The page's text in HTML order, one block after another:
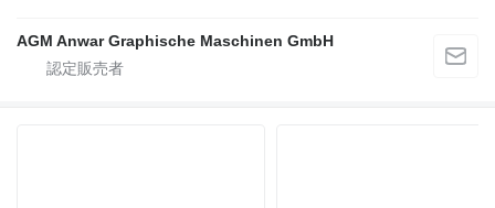
AGM Anwar Graphische Maschinen GmbH